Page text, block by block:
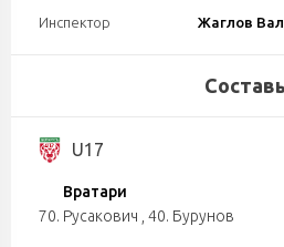
Инспектор Жаглов
U17
Вратари
70. Русакович
40. Бурунов